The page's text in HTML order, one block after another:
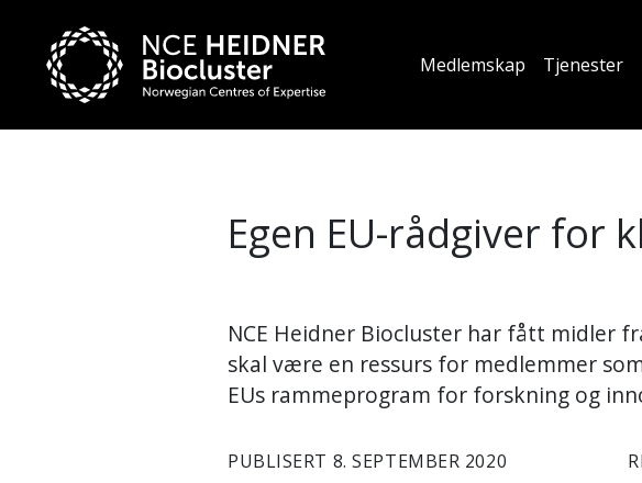
Medlemskap Tjenester
Egen EU-rådgiver for
NCE Heidner Biocluster har fått midler
skal være en ressurs for medlemmer
EUs rammeprogram for forskning og
PUBLISERT 8. SEPTEMBER 2020